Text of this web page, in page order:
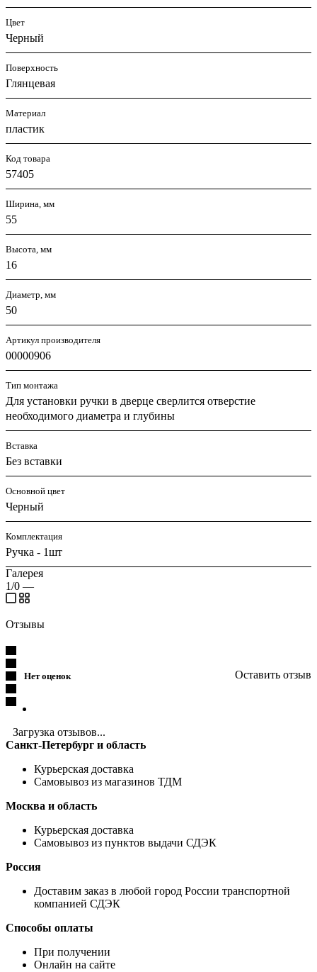
Цвет
Черный
Поверхность
Глянцевая
Материал
пластик
Код товара
57405
Ширина, мм
55
Высота, мм
16
Диаметр, мм
50
Артикул производителя
00000906
Тип монтажа
Для установки ручки в дверце сверлится отверстие
необходимого диаметра и глубины
Вставка
Без вставки
Основной цвет
Черный
Комплектация
Ручка - 1шт
Галерея
1/0 —
Отзывы
Нет оценок Оставить отзыв
Загрузка отзывов...
Санкт-Петербург и область
Курьерская доставка
Самовывоз из магазинов ТДМ
Москва и область
Курьерская доставка
Самовывоз из пунктов выдачи СДЭК
Россия
Доставим заказ в любой город России транспортной
компанией СДЭК
Способы оплаты
При получении
Онлайн на сайте